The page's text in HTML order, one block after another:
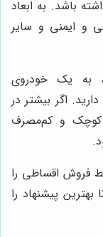
باشد. به ابعاد
و ایمنی و سایر
به یک خودروی
اگر بیشتر در
کوچک و کم‌مصرف
فروش اقساطی را
پیشنهاد را